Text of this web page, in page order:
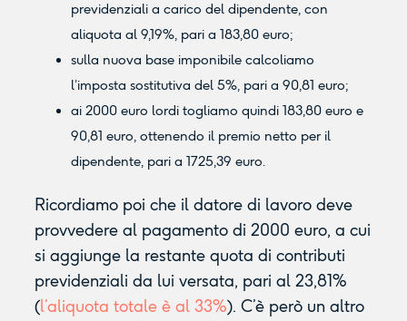
previdenziali a carico del dipendente, con
aliquota al 9,19%, pari a 183,80 euro;
sulla nuova base imponibile calcoliamo
l’imposta sostitutiva del 5%, pari a 90,81 euro;
ai 2000 euro lordi togliamo quindi 183,80 euro e
90,81 euro, ottenendo il premio netto per il
dipendente, pari a 1725,39 euro.
Ricordiamo poi che il datore di lavoro deve
provvedere al pagamento di 2000 euro, a cui
si aggiunge la restante quota di contributi
previdenziali da lui versata, pari al 23,81%
(l’aliquota totale è al 33%). C’è però un altro